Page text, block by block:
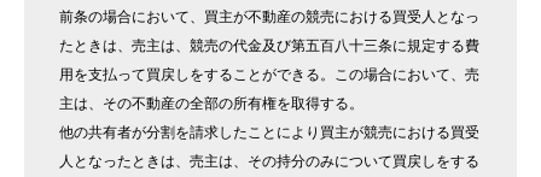
前条の場合において、買主が不動産の競売における買受人となっ
たときは、売主は、競売の代金及び第五百八十三条に規定する費
用を支払って買戻しをすることができる。この場合において、売
主は、その不動産の全部の所有権を取得する。
他の共有者が分割を請求したことにより買主が競売における買受
人となったときは、売主は、その持分のみについて買戻しをする